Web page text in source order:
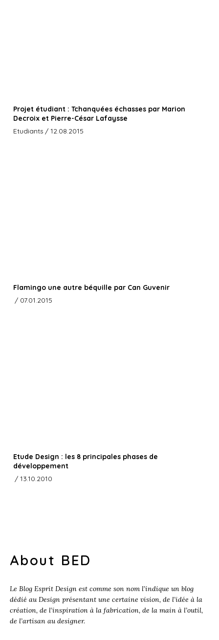
Projet étudiant : Tchanquées échasses par Marion
Decroix et Pierre-César Lafaysse
Etudiants / 12.08.2015
Flamingo une autre béquille par Can Guvenir
/ 07.01.2015
Etude Design : les 8 principales phases de
développement
/ 13.10.2010
About BED
Le Blog Esprit Design est comme son nom l’indique un blog
dédié au Design présentant une certaine vision, de l’idée à la
création, de l’inspiration à la fabrication, de la main à l’outil,
de l’artisan au designer.